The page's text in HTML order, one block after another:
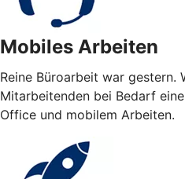
Mobiles Arbeiten
Reine Büroarbeit war gestern.
Mitarbeitenden bei Bedarf
Office und mobilem Arbeiten.